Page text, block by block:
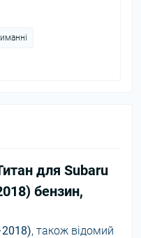
для Subaru
бензин,
, також відомий